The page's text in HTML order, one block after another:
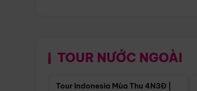
TOUR NƯỚC NGOÀI
Điểm nổi bật
Tour Indonesia Mùa Thu 4N3Đ |